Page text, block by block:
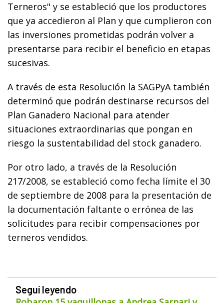
Terneros" y se estableció que los productores
que ya accedieron al Plan y que cumplieron con
las inversiones prometidas podrán volver a
presentarse para recibir el beneficio en etapas
sucesivas.
A través de esta Resolución la SAGPyA también
determinó que podrán destinarse recursos del
Plan Ganadero Nacional para atender
situaciones extraordinarias que pongan en
riesgo la sustentabilidad del stock ganadero.
Por otro lado, a través de la Resolución
217/2008, se estableció como fecha límite el 30
de septiembre de 2008 para la presentación de
la documentación faltante o errónea de las
solicitudes para recibir compensaciones por
terneros vendidos.
Seguí leyendo